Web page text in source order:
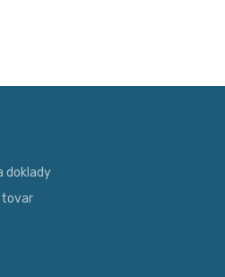
doklady
tovar